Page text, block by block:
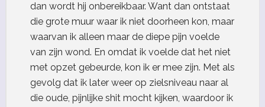
dan wordt hij onbereikbaar. Want dan ontstaat
die grote muur waar ik niet doorheen kon, maar
waarvan ik alleen maar de diepe pijn voelde
van zijn wond. En omdat ik voelde dat het niet
met opzet gebeurde, kon ik er mee zijn. Met als
gevolg dat ik later weer op zielsniveau naar al
die oude, pijnlijke shit mocht kijken, waardoor ik